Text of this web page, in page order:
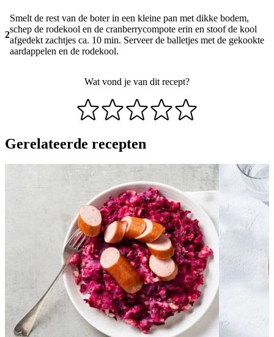
2
Smelt de rest van de boter in een kleine pan met dikke bodem,
schep de rodekool en de cranberrycompote erin en stoof de kool
afgedekt zachtjes ca. 10 min. Serveer de balletjes met de gekookte
aardappelen en de rodekool.
Wat vond je van dit recept?
Gerelateerde recepten